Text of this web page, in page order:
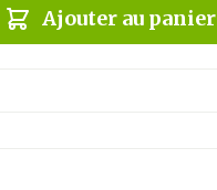
Ajouter au panier